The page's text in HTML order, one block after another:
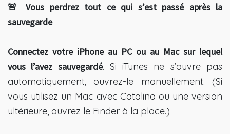
🚨 Vous perdrez tout ce qui s’est passé après la
sauvegarde.
Connectez votre iPhone au PC ou au Mac sur lequel
vous l’avez sauvegardé. Si iTunes ne s’ouvre pas
automatiquement, ouvrez-le manuellement. (Si
vous utilisez un Mac avec Catalina ou une version
ultérieure, ouvrez le Finder à la place.)